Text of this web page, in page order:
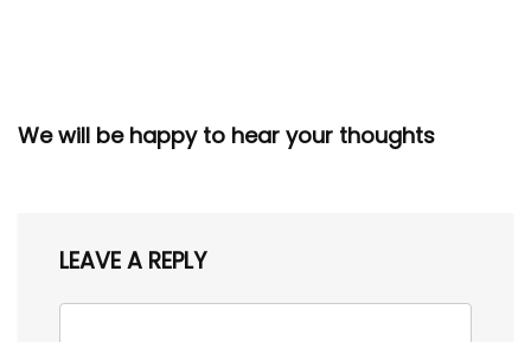
We will be happy to hear your thoughts
LEAVE A REPLY